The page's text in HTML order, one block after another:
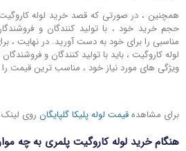
همچنین ، در صورتی که قصد خرید لوله کاروگیت
حجم خرید خود ، با تولید کنندگان و
مناسبی را برای خود به دست آورید. در نهایت ،
لوله کاروگیت ، باید با تولید کنندگان و
ویژگی ‌های مورد نیاز خود ، مناسب ترین قیمت را
برای مشاهدهقیمت لوله پلیکا گلپایگان روی
هنگام خرید لوله کاروگیت پلمری به چه